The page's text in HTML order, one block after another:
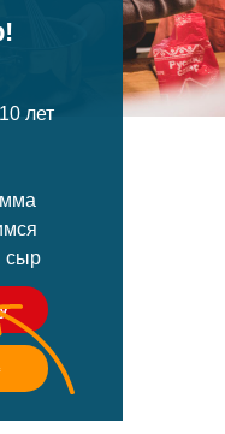
лет
сыр